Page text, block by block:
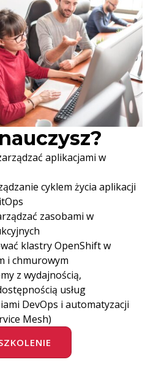
aplikacjami w
cyklem życia aplikacji
zasobami w
klastry OpenShift w
i chmurowym
z wydajnością,
usług
DevOps i automatyzacji
Mesh)